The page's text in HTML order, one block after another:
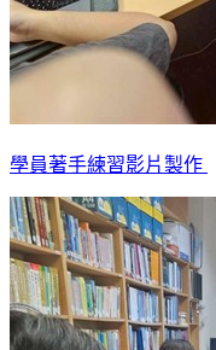
學員著手練習影片製作